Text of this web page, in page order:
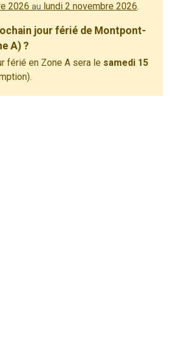
2026 au lundi 2 novembre 2026.
jour férié de Montpont-
A) ?
férié en Zone A sera le samedi 15